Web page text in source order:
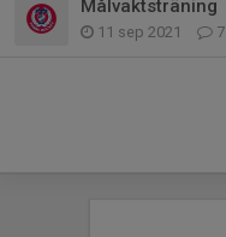
Målvaktsträning
11 sep 2021 7